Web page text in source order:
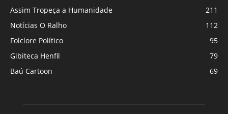
Assim Tropeça a Humanidade
211
Notícias O Ralho
112
Folclore Político
95
Gibiteca Henfil
79
Baú Cartoon
69